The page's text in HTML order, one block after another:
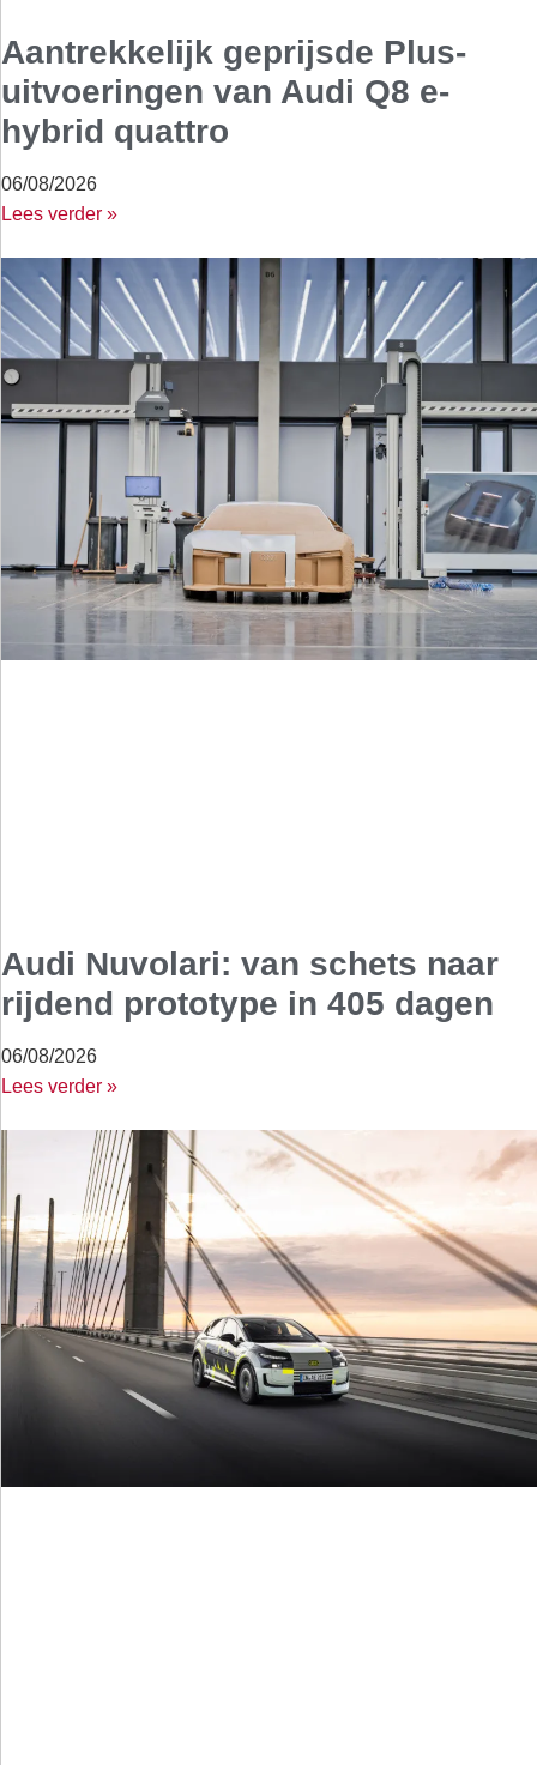
Aantrekkelijk geprijsde Plus-
uitvoeringen van Audi Q8 e-
hybrid quattro
06/08/2026
Lees verder »
Audi Nuvolari: van schets naar
rijdend prototype in 405 dagen
06/08/2026
Lees verder »